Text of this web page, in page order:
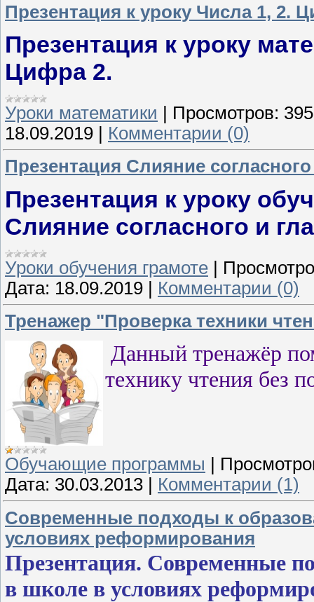
Презентация к уроку Числа 1, 2.
Презентация к уроку
Цифра 2.
Уроки математики Просмотров: 395
18.09.2019
Комментарии (0)
Презентация Слияние согласного
Презентация к уроку
Слияние согласного и
Уроки обучения грамоте |
Дата: 18.09.2019 | Комментарии (0)
Тренажер "Проверка техники
Данный тренажёр
технику чтения без
Обучающие программы |
Дата: 30.03.2013 | Комментарии (1)
Современные подходы к
условиях реформирования
Презентация. Современные
в школе в условиях